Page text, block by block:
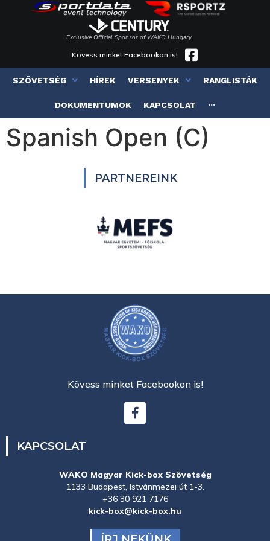
Exclusive Official Sponsor of WAKO Hungary
Kövess minket Facebookon is!
SZÖVETSÉG HÍREK VERSENYEK RANGLISTÁK
DOKUMENTUMOK KAPCSOLAT ···
Spanish Open (C)
PARTNEREINK
Kövess minket Facebookon is!
KAPCSOLAT
WAKO Magyar Kick-box Szövetség
1133 Budapest, Istvánmezei út 1-3.
+36 30 921 7176
kick-box@kick-box.hu